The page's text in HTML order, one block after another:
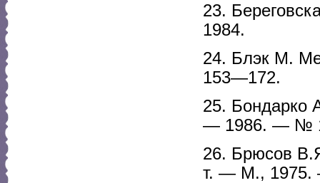
23.
1984.
24. Блэк М.
153—172.
25. Бондарко
— 1986. — №
26. Брюсов
т. — М., 1975.